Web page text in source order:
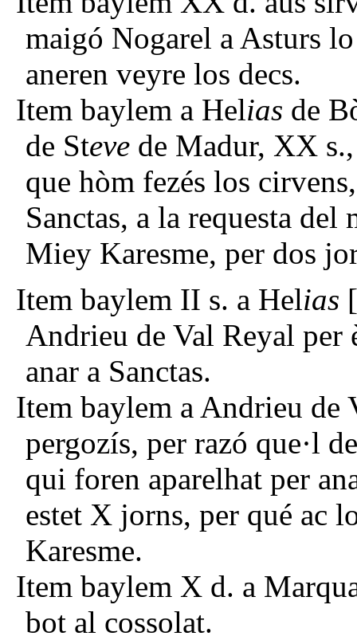
maigó Nogarel a Asturs
aneren veyre los decs.
Item baylem a Helias de
de Steve de Madur, XX
que hòm fezés los
Sanctas, a la requesta
Miey Karesme, per dos
Item baylem II s. a Helias
Andrieu de Val Reyal per
anar a Sanctas.
Item baylem a Andrieu de
pergozís, per razó que·l
qui foren aparelhat per
estet X jorns, per qué ac
Karesme.
Item baylem X d. a
bot al cossolat.